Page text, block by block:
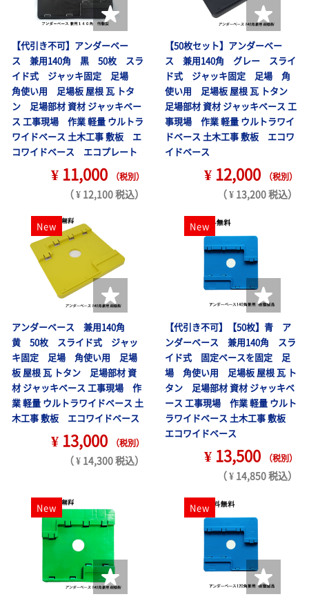
【代引き不可】アンダーベー
ス 兼用140角 黒 50枚 スラ
イド式 ジャッキ固定 足場
角使い用 足場板 屋根 瓦 トタ
ン 足場部材 資材 ジャッキベー
ス 工事現場 作業 軽量 ウルトラ
ワイドベース 土木工事 敷板 エ
コワイドベース エコプレート
¥ 11,000 （税別）
（ ¥ 12,100 税込）
【50枚セット】アンダーベー
ス 兼用140角 グレー スライ
ド式 ジャッキ固定 足場 角
使い用 足場板 屋根 瓦 トタン
足場部材 資材 ジャッキベース 工
事現場 作業 軽量 ウルトラワイ
ドベース 土木工事 敷板 エコワ
イドベース
¥ 12,000 （税別）
（ ¥ 13,200 税込）
New
アンダーベース 兼用140角
黄 50枚 スライド式 ジャッ
キ固定 足場 角使い用 足場
板 屋根 瓦 トタン 足場部材 資
材 ジャッキベース 工事現場 作
業 軽量 ウルトラワイドベース 土
木工事 敷板 エコワイドベース
¥ 13,000 （税別）
（ ¥ 14,300 税込）
New
【代引き不可】【50枚】青 ア
ンダーベース 兼用140角 スラ
イド式 固定ベースを固定 足
場 角使い用 足場板 屋根 瓦 ト
タン 足場部材 資材 ジャッキベ
ース 工事現場 作業 軽量 ウルト
ラワイドベース 土木工事 敷板
エコワイドベース
¥ 13,500 （税別）
（ ¥ 14,850 税込）
New New